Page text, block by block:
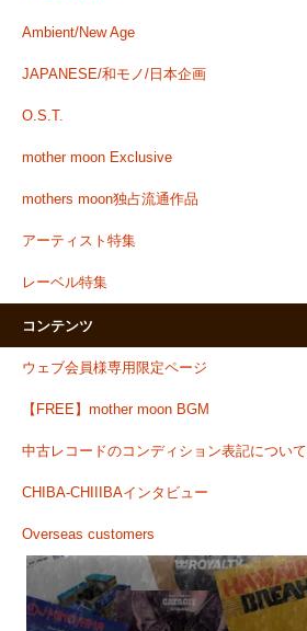
Ambient/New Age
JAPANESE/和モノ/日本企画
O.S.T.
mother moon Exclusive
mothers moon独占流通作品
アーティスト特集
レーベル特集
コンテンツ
ウェブ会員様専用限定ページ
【FREE】mother moon BGM
中古レコードのコンディション表記について
CHIBA-CHIIIBAインタビュー
Overseas customers